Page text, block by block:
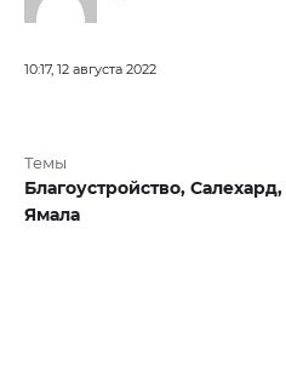
10:17, 12 августа 2022
Темы
Благоустройство, Салехард,
Ямала